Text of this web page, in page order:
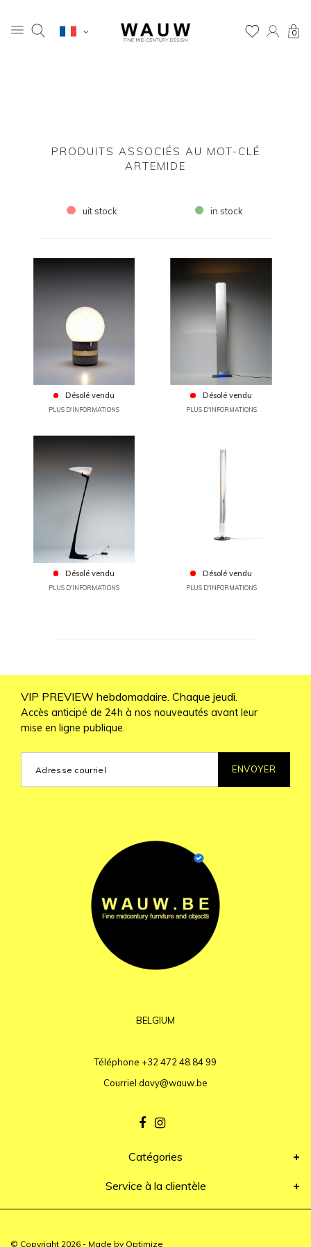
0
PRODUITS ASSOCIÉS AU MOT-CLÉ
ARTEMIDE
uit stock in stock
Désolé vendu
PLUS D'INFORMATIONS
Désolé vendu
PLUS D'INFORMATIONS
Désolé vendu
PLUS D'INFORMATIONS
Désolé vendu
PLUS D'INFORMATIONS
VIP PREVIEW hebdomadaire. Chaque jeudi.
Accès anticipé de 24h à nos nouveautés avant leur
mise en ligne publique.
ENVOYER
BELGIUM
Téléphone +32 472 48 84 99
Courriel davy@wauw.be
Catégories
Service à la clientèle
© Copyright 2026 - Made by Optimize